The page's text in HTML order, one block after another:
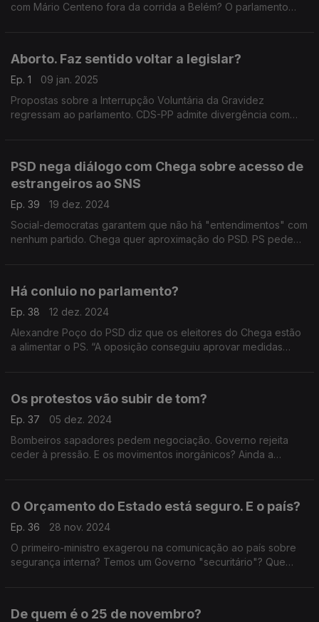
com Mário Centeno fora da corrida a Belém? O parlamento
Aborto. Faz sentido voltar a legislar?
Ep. 1
09 jan. 2025
Propostas sobre a Interrupção Voluntária da Gravidez
regressam ao parlamento. CDS-PP admite divergência com
PSD nega diálogo com Chega sobre acesso de
estrangeiros ao SNS
Ep. 39
19 dez. 2024
Social-democratas garantem que não há "entendimentos" com
nenhum partido. Chega quer aproximação do PSD. PS pede
Há conluio no parlamento?
Ep. 38
12 dez. 2024
Alexandre Poço do PSD diz que os eleitores do Chega estão
a alimentar o PS. “A oposição conseguiu aprovar medidas
Os protestos vão subir de tom?
Ep. 37
05 dez. 2024
Bombeiros sapadores pedem negociação. Governo rejeita
ceder à pressão. E os movimentos inorgânicos? Ainda a
O Orçamento do Estado está seguro. E o país?
Ep. 36
28 nov. 2024
O primeiro-ministro exagerou na comunicação ao país sobre
segurança interna? Temos um Governo "securitário"? Que
De quem é o 25 de novembro?